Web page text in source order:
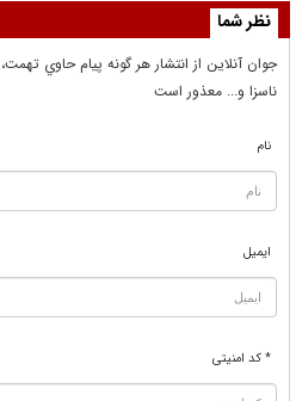
نظر شما
جوان آنلاين از انتشار هر گونه پيام حاوي
ناسزا و... معذور است
نام
ایمیل
* کد امنیتی